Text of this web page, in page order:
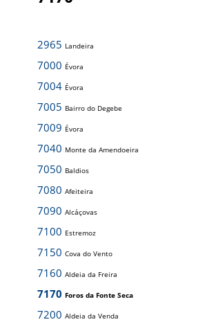
2965 Landeira
7000 Évora
7004 Évora
7005 Bairro do Degebe
7009 Évora
7040 Monte da Amendoeira
7050 Baldios
7080 Afeiteira
7090 Alcáçovas
7100 Estremoz
7150 Cova do Vento
7160 Aldeia da Freira
7170 Foros da Fonte Seca
7200 Aldeia da Venda